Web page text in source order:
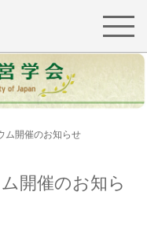
ム開催のお知らせ
開催のお知ら